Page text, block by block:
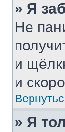
» Я
Не
и
и
» Я